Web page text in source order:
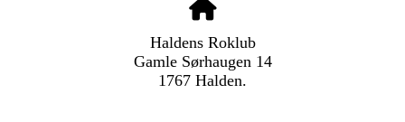
Haldens Roklub
Gamle Sørhaugen 14
1767 Halden.